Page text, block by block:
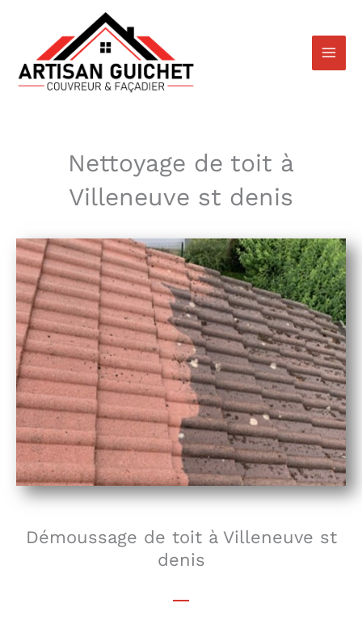
contenu
Nettoyage de toit à
Villeneuve st denis
Démoussage de toit à Villeneuve st
denis